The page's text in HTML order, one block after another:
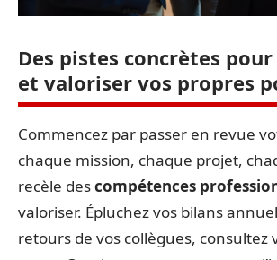
Des pistes concrètes
et valoriser vos propres
Commencez par passer en revue
chaque mission, chaque projet,
recèle descompétences
valoriser. Épluchez vos bilans
retours de vos collègues, consultez